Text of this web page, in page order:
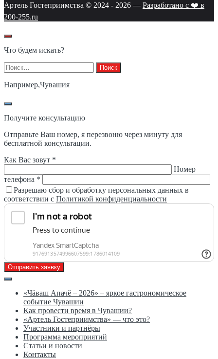
Артель Гостеприимства © 2024 - 2026 — Разработано с ❤️ в
200-255.ru
Что будем искать?
Найти:
Например,Чувашия
Получите консультацию
Отправьте Ваш номер, я перезвоню через минуту для
бесплатной консультации.
Как Вас зовут *
Номер
телефона *
Разрешаю сбор и обработку персональных данных в
соответствии с Политикой конфиденциальности
Отправить заявку
«Чăваш Апачĕ – 2026» – яркое гастрономическое
событие Чувашии
Как провести время в Чувашии?
«Артель Гостеприимства» — что это?
Участники и партнёры
Программа мероприятий
Статьи и новости
Контакты